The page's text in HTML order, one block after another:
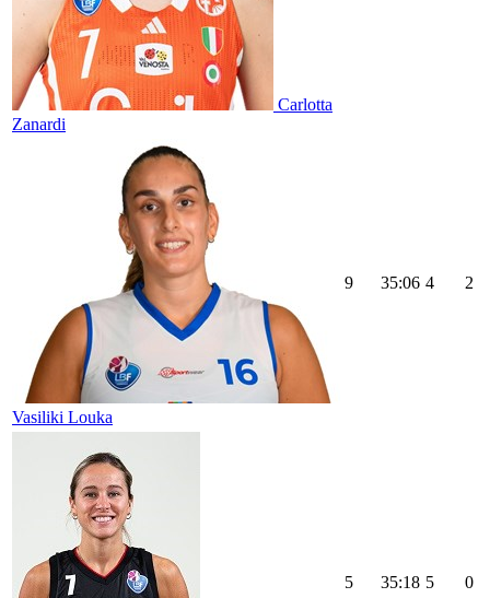
Carlotta
Zanardi
Vasiliki Louka
9 35:06 4 2
5 35:18 5 0